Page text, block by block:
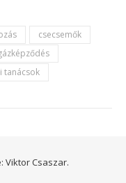
csecsemők
tanácsok
Viktor Csaszar.